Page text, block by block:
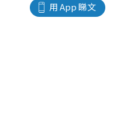
用 App 睇文